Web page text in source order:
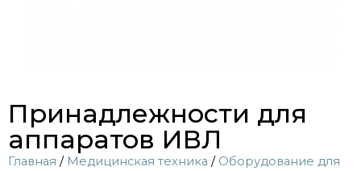
Принадлежности для
аппаратов ИВЛ
Главная / Медицинская техника / Оборудование для